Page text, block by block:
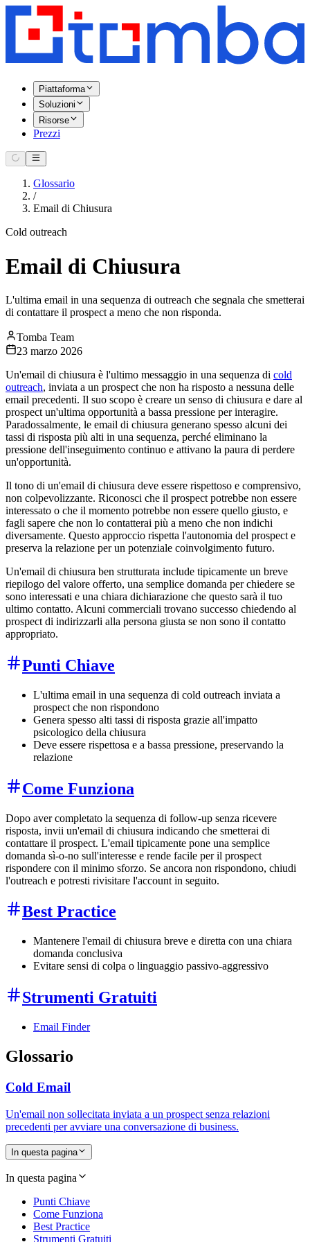
Piattaforma
Soluzioni
Risorse
Prezzi
Glossario
/
Email di Chiusura
Cold outreach
Email di Chiusura
L'ultima email in una sequenza di outreach che segnala che smetterai
di contattare il prospect a meno che non risponda.
Tomba Team
23 marzo 2026
Un'email di chiusura è l'ultimo messaggio in una sequenza di cold
outreach, inviata a un prospect che non ha risposto a nessuna delle
email precedenti. Il suo scopo è creare un senso di chiusura e dare al
prospect un'ultima opportunità a bassa pressione per interagire.
Paradossalmente, le email di chiusura generano spesso alcuni dei
tassi di risposta più alti in una sequenza, perché eliminano la
pressione dell'inseguimento continuo e attivano la paura di perdere
un'opportunità.
Il tono di un'email di chiusura deve essere rispettoso e comprensivo,
non colpevolizzante. Riconosci che il prospect potrebbe non essere
interessato o che il momento potrebbe non essere quello giusto, e
fagli sapere che non lo contatterai più a meno che non indichi
diversamente. Questo approccio rispetta l'autonomia del prospect e
preserva la relazione per un potenziale coinvolgimento futuro.
Un'email di chiusura ben strutturata include tipicamente un breve
riepilogo del valore offerto, una semplice domanda per chiedere se
sono interessati e una chiara dichiarazione che questo sarà il tuo
ultimo contatto. Alcuni commerciali trovano successo chiedendo al
prospect di indirizzarli alla persona giusta se non sono il contatto
appropriato.
Punti Chiave
L'ultima email in una sequenza di cold outreach inviata a
prospect che non rispondono
Genera spesso alti tassi di risposta grazie all'impatto
psicologico della chiusura
Deve essere rispettosa e a bassa pressione, preservando la
relazione
Come Funziona
Dopo aver completato la sequenza di follow-up senza ricevere
risposta, invii un'email di chiusura indicando che smetterai di
contattare il prospect. L'email tipicamente pone una semplice
domanda sì-o-no sull'interesse e rende facile per il prospect
rispondere con il minimo sforzo. Se ancora non rispondono, chiudi
l'outreach e potresti rivisitare l'account in seguito.
Best Practice
Mantenere l'email di chiusura breve e diretta con una chiara
domanda conclusiva
Evitare sensi di colpa o linguaggio passivo-aggressivo
Strumenti Gratuiti
Email Finder
Glossario
Cold Email
Un'email non sollecitata inviata a un prospect senza relazioni
precedenti per avviare una conversazione di business.
In questa pagina
In questa pagina
Punti Chiave
Come Funziona
Best Practice
Strumenti Gratuiti